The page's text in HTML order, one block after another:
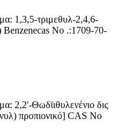
1,3,5-τριμεθυλ-2,4,6-
Benzenecas Νο .:1709-70-
2,2'-Θωδϊιθυλενένιο δις
προπιονικό] CAS Νο